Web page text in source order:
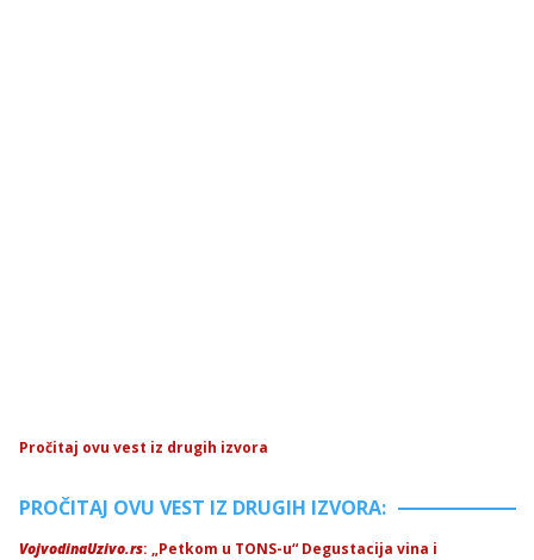
Pročitaj ovu vest iz drugih izvora
PROČITAJ OVU VEST IZ DRUGIH IZVORA:
VojvodinaUzivo.rs: „Petkom u TONS-u“ Degustacija vina i